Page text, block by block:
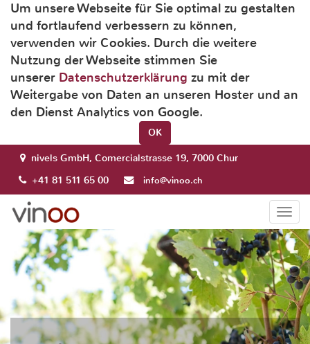
Um unsere Webseite für Sie optimal zu gestalten
und fortlaufend verbessern zu können,
verwenden wir Cookies. Durch die weitere
Nutzung der Webseite stimmen Sie
unserer Datenschutzerklärung zu mit der
Weitergabe von Daten an unseren Hoster und an
den Dienst Analytics von Google.
OK
nivels GmbH, Comercialstrasse 19, 7000 Chur
+41 81 511 65 00
info@vinoo.ch